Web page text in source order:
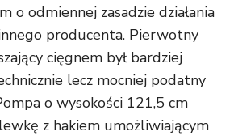
o odmiennej zasadzie działania
producenta. Pierwotny
cięgnem był bardziej
lecz mocniej podatny
o wysokości 121,5 cm
z hakiem umożliwiającym